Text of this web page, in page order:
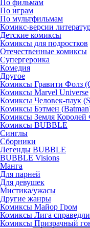
По фильмам
По играм
По мультфильмам
Комикс-версии
Детские комиксы
Комиксы для подростков
Отечественные комиксы
Супергероика
Комедия
Другое
Комиксы Гравити Фолз
Комиксы Marvel Universe
Комиксы Человек-паук
Комиксы Бэтмен
Комиксы Земля Королей
Комиксы BUBBLE
Синглы
Сборники
Легенды BUBBLE
BUBBLE Visions
Манга
Для парней
Для девушек
Мистика/ужасы
Другие жанры
Комиксы Майор Гром
Комиксы Лига
Комиксы Призрачный